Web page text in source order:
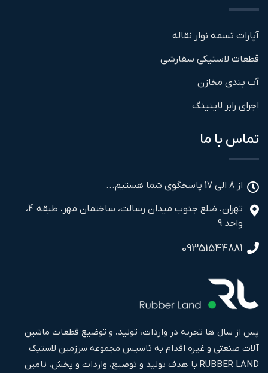
آپارات تسمه نوار نقاله
قطعات لاستیکی سفارشی
آب بندی مخازن
اجرای رابر لاینینگ
تماس با ما
از 8 الی 17 پاسخگوی شما هستیم...
تهران، ضلع جنوب میدان رسالت، ساختمان مهر، طبقه 4،
واحد 9
09351544881
پس از سال ها تجربه در واردات، تولید، و توضیع قطعات ماشین
آلات صنعتی و غیره اقدام به تاسیس مجموعه سرزمین لاستیک
RUBBER LAND با هدف تولید و توضیع، واردات و پخش، تامین